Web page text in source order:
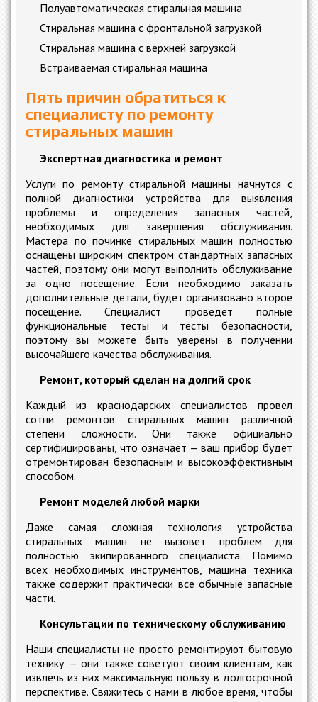
Полуавтоматическая стиральная машина
Стиральная машина с фронтальной загрузкой
Стиральная машина с верхней загрузкой
Встраиваемая стиральная машина
Пять причин обратиться к
специалисту по ремонту
стиральных машин
Экспертная диагностика и ремонт
Услуги по ремонту стиральной машины начнутся с
полной диагностики устройства для выявления
проблемы и определения запасных частей,
необходимых для завершения обслуживания.
Мастера по починке стиральных машин полностью
оснащены широким спектром стандартных запасных
частей, поэтому они могут выполнить обслуживание
за одно посещение. Если необходимо заказать
дополнительные детали, будет организовано второе
посещение. Специалист проведет полные
функциональные тесты и тесты безопасности,
поэтому вы можете быть уверены в получении
высочайшего качества обслуживания.
Ремонт, который сделан на долгий срок
Каждый из краснодарских специалистов провел
сотни ремонтов стиральных машин различной
степени сложности. Они также официально
сертифицированы, что означает — ваш прибор будет
отремонтирован безопасным и высокоэффективным
способом.
Ремонт моделей любой марки
Даже самая сложная технология устройства
стиральных машин не вызовет проблем для
полностью экипированного специалиста. Помимо
всех необходимых инструментов, машина техника
также содержит практически все обычные запасные
части.
Консультации по техническому обслуживанию
Наши специалисты не просто ремонтируют бытовую
технику — они также советуют своим клиентам, как
извлечь из них максимальную пользу в долгосрочной
перспективе. Свяжитесь с нами в любое время, чтобы